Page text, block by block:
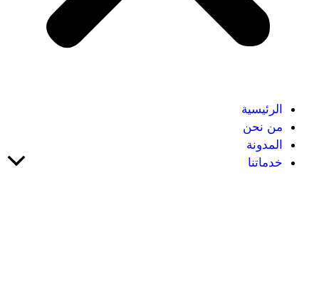
الرئيسية
من نحن
المدونة
خدماتنا